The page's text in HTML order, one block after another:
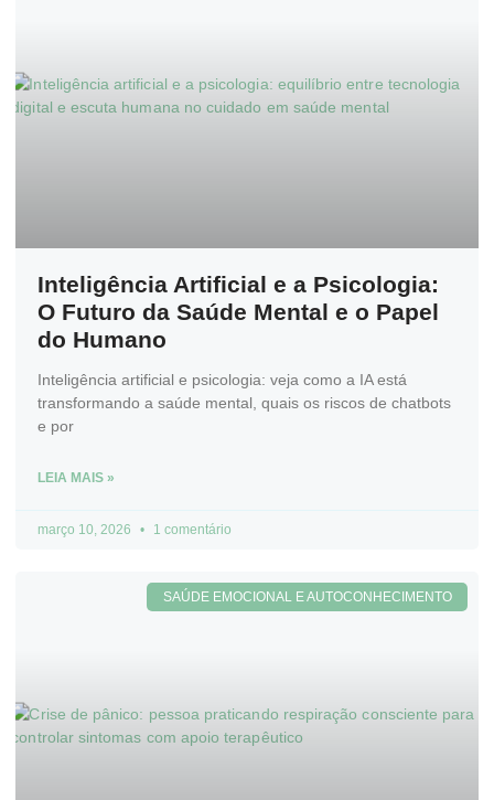
Inteligência Artificial e a Psicologia:
O Futuro da Saúde Mental e o Papel
do Humano
Inteligência artificial e psicologia: veja como a IA está
transformando a saúde mental, quais os riscos de chatbots
e por
LEIA MAIS »
março 10, 2026 1 comentário
SAÚDE EMOCIONAL E AUTOCONHECIMENTO